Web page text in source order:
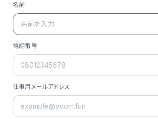
- **主力プロダクト「
メール対応、請求書処
- **実績**: 国内利用社
- **強み**: すべての自動
- **ミッション**: 「We
名前
電話番号
仕事用メールアドレス